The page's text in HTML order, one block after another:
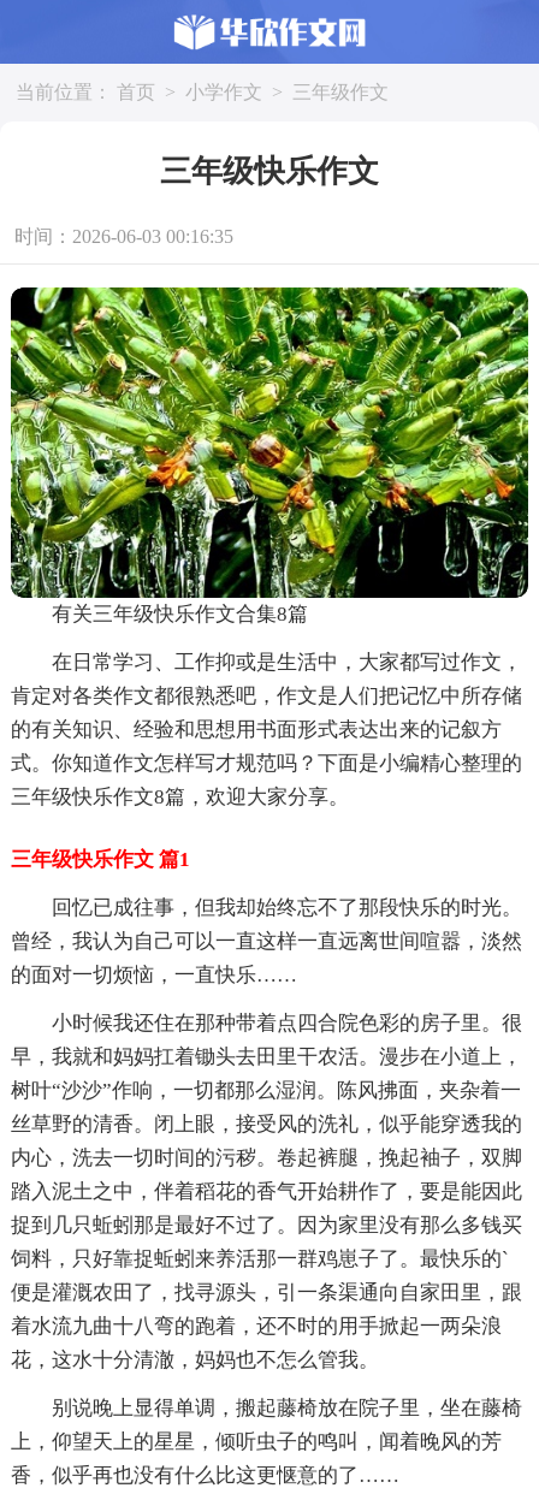
当前位置： 首页 > 小学作文 > 三年级作文
三年级快乐作文
时间：2026-06-03 00:16:35
有关三年级快乐作文合集8篇
在日常学习、工作抑或是生活中，大家都写过作文，
肯定对各类作文都很熟悉吧，作文是人们把记忆中所存储
的有关知识、经验和思想用书面形式表达出来的记叙方
式。你知道作文怎样写才规范吗？下面是小编精心整理的
三年级快乐作文8篇，欢迎大家分享。
三年级快乐作文 篇1
回忆已成往事，但我却始终忘不了那段快乐的时光。
曾经，我认为自己可以一直这样一直远离世间喧嚣，淡然
的面对一切烦恼，一直快乐……
小时候我还住在那种带着点四合院色彩的房子里。很
早，我就和妈妈扛着锄头去田里干农活。漫步在小道上，
树叶“沙沙”作响，一切都那么湿润。陈风拂面，夹杂着一
丝草野的清香。闭上眼，接受风的洗礼，似乎能穿透我的
内心，洗去一切时间的污秽。卷起裤腿，挽起袖子，双脚
踏入泥土之中，伴着稻花的香气开始耕作了，要是能因此
捉到几只蚯蚓那是最好不过了。因为家里没有那么多钱买
饲料，只好靠捉蚯蚓来养活那一群鸡崽子了。最快乐的`
便是灌溉农田了，找寻源头，引一条渠通向自家田里，跟
着水流九曲十八弯的跑着，还不时的用手掀起一两朵浪
花，这水十分清澈，妈妈也不怎么管我。
别说晚上显得单调，搬起藤椅放在院子里，坐在藤椅
上，仰望天上的星星，倾听虫子的鸣叫，闻着晚风的芳
香，似乎再也没有什么比这更惬意的了……